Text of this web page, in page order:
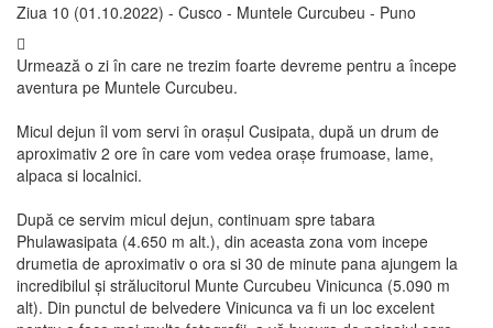
Ziua 10 (01.10.2022) - Cusco - Muntele Curcubeu - Puno
Urmează o zi în care ne trezim foarte devreme pentru a începe
aventura pe Muntele Curcubeu.
Micul dejun îl vom servi în orașul Cusipata, după un drum de
aproximativ 2 ore în care vom vedea orașe frumoase, lame,
alpaca si localnici.
După ce servim micul dejun, continuam spre tabara
Phulawasipata (4.650 m alt.), din aceasta zona vom incepe
drumetia de aproximativ o ora si 30 de minute pana ajungem la
incredibilul și strălucitorul Munte Curcubeu Vinicunca (5.090 m
alt). Din punctul de belvedere Vinicunca va fi un loc excelent